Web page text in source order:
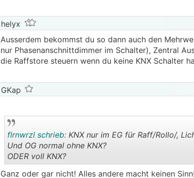
helyx
Ausserdem bekommst du so dann auch den
nur Phasenanschnittdimmer im Schalter), Zentral
die Raffstore steuern wenn du keine KNX Schalter
GKap
. .
flrnwrzl schrieb:KNX nur im EG für Raff/Rollo/,
Und OG normal ohne KNX?
ODER voll KNX?
Ganz oder gar nicht! Alles andere macht keinen Sinn!